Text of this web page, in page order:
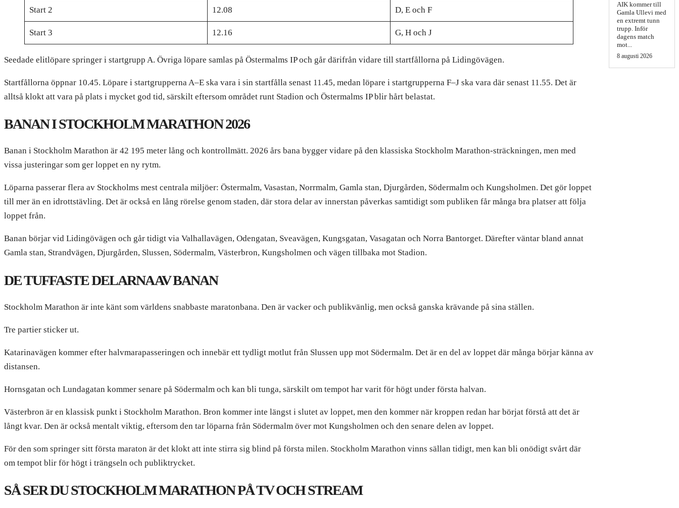
Start 2 12.08 D, E och F
Start 3 12.16 G, H och J
Seedade elitlöpare springer i startgrupp A. Övriga löpare samlas på Östermalms IP och går därifrån vidare till startfållorna på Lidingövägen.
Startfållorna öppnar 10.45. Löpare i startgrupperna A–E ska vara i sin startfålla senast 11.45, medan löpare i startgrupperna F–J ska vara där senast 11.55. Det är
alltså klokt att vara på plats i mycket god tid, särskilt eftersom området runt Stadion och Östermalms IP blir hårt belastat.
BANAN I STOCKHOLM MARATHON 2026
Banan i Stockholm Marathon är 42 195 meter lång och kontrollmätt. 2026 års bana bygger vidare på den klassiska Stockholm Marathon-sträckningen, men med
vissa justeringar som ger loppet en ny rytm.
Löparna passerar flera av Stockholms mest centrala miljöer: Östermalm, Vasastan, Norrmalm, Gamla stan, Djurgården, Södermalm och Kungsholmen. Det gör loppet
till mer än en idrottstävling. Det är också en lång rörelse genom staden, där stora delar av innerstan påverkas samtidigt som publiken får många bra platser att följa
loppet från.
Banan börjar vid Lidingövägen och går tidigt via Valhallavägen, Odengatan, Sveavägen, Kungsgatan, Vasagatan och Norra Bantorget. Därefter väntar bland annat
Gamla stan, Strandvägen, Djurgården, Slussen, Södermalm, Västerbron, Kungsholmen och vägen tillbaka mot Stadion.
DE TUFFASTE DELARNA AV BANAN
Stockholm Marathon är inte känt som världens snabbaste maratonbana. Den är vacker och publikvänlig, men också ganska krävande på sina ställen.
Tre partier sticker ut.
Katarinavägen kommer efter halvmarapasseringen och innebär ett tydligt motlut från Slussen upp mot Södermalm. Det är en del av loppet där många börjar känna av
distansen.
Hornsgatan och Lundagatan kommer senare på Södermalm och kan bli tunga, särskilt om tempot har varit för högt under första halvan.
Västerbron är en klassisk punkt i Stockholm Marathon. Bron kommer inte längst i slutet av loppet, men den kommer när kroppen redan har börjat förstå att det är
långt kvar. Den är också mentalt viktig, eftersom den tar löparna från Södermalm över mot Kungsholmen och den senare delen av loppet.
För den som springer sitt första maraton är det klokt att inte stirra sig blind på första milen. Stockholm Marathon vinns sällan tidigt, men kan bli onödigt svårt där
om tempot blir för högt i trängseln och publiktrycket.
SÅ SER DU STOCKHOLM MARATHON PÅ TV OCH STREAM
AIK kommer till
Gamla Ullevi med
en extremt tunn
trupp. Inför
dagens match
mot...
8 augusti 2026